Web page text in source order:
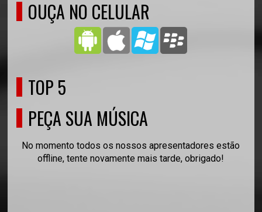
OUÇA NO CELULAR
TOP 5
PEÇA SUA MÚSICA
No momento todos os nossos apresentadores estão
offline, tente novamente mais tarde, obrigado!